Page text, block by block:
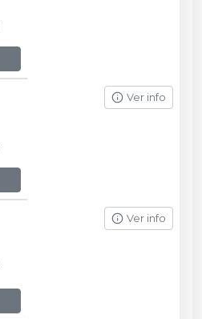
Ver info
Ver info